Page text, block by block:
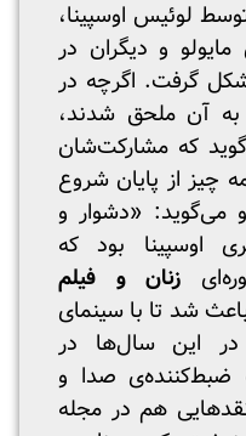
لوئیس اوسپینا،
و دیگران در
در کلمبیا شکل گرفت. اگرچه در
آن ملحق شدند،
که مشارکت‌شان
چیز از پایان شروع
او می‌گوید: «دشوار و
اوسپینا بود که
زنان و فیلم
و باعث شد تا با سینمای
در این سال‌ها در
ضبط‌کننده‌ی صدا و
هم در مجله